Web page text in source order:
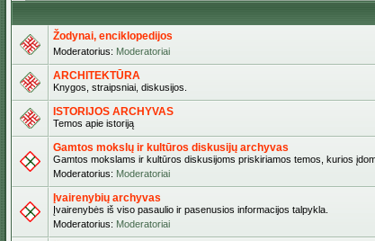
Žodynai, enciklopedijos
Moderatorius: Moderatoriai
ARCHITEKTŪRA
Knygos, straipsniai, diskusijos.
ISTORIJOS ARCHYVAS
Temos apie istoriją
Gamtos mokslų ir kultūros diskusijų archyvas
Gamtos mokslams ir kultūros diskusijoms priskiriamos temos, kurios
Moderatorius: Moderatoriai
Įvairenybių archyvas
Įvairenybės iš viso pasaulio ir pasenusios informacijos talpykla.
Moderatorius: Moderatoriai